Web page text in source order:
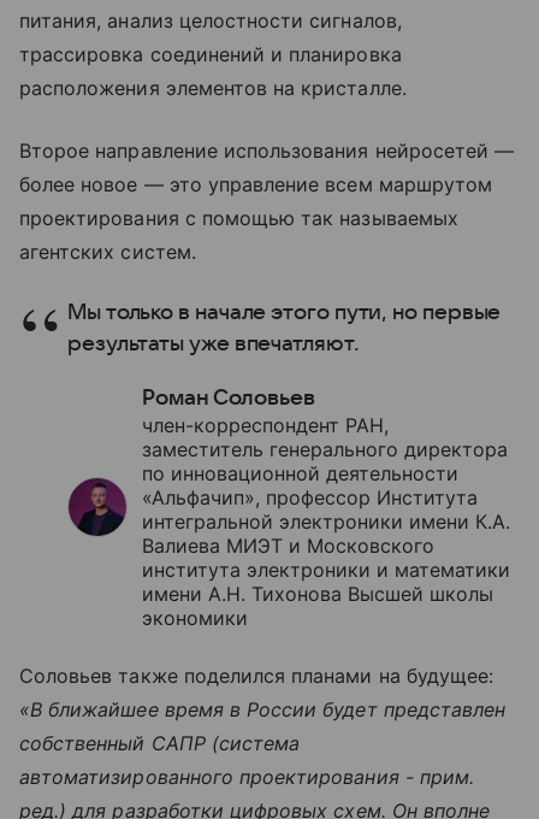
питания, анализ целостности сигналов,
трассировка соединений и планировка
расположения элементов на кристалле.
Второе направление использования нейросетей —
более новое — это управление всем маршрутом
проектирования с помощью так называемых
агентских систем.
Мы только в начале этого пути, но первые
результаты уже впечатляют.
Роман Соловьев
член-корреспондент РАН,
заместитель генерального директора
по инновационной деятельности
«Альфачип», профессор Института
интегральной электроники имени К.А.
Валиева МИЭТ и Московского
института электроники и математики
имени А.Н. Тихонова Высшей школы
экономики
Соловьев также поделился планами на будущее:
«В ближайшее время в России будет представлен
собственный САПР (система
автоматизированного проектирования - прим.
ред.) для разработки цифровых схем. Он вполне